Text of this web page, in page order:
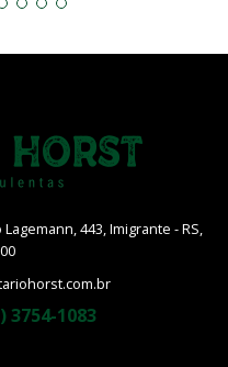
443, Imigrante - RS,
3754-1083